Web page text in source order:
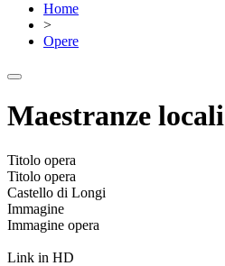
Home
>
Opere
Maestranze locali
Titolo opera
Titolo opera
Castello di Longi
Immagine
Immagine opera
Link in HD